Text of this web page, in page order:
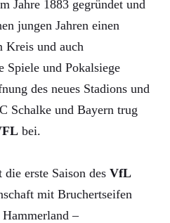
Jahre 1883 gegründet und
jungen Jahren einen
Kreis und auch
Spiele und Pokalsiege
des neues Stadions und
Schalke und Bayern trug
bei.
erste Saison des VfL
mit Bruchertseifen
–